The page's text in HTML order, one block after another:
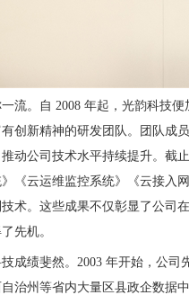
流。自 2008 年起，光韵科技便
创新精神的研发团队。团队成
动公司技术水平持续提升。截
《云运维监控系统》《云接入
术。这些成果不仅彰显了公司
先机。
成绩斐然。2003 年开始，公司
治州等省内大量区县政企数据